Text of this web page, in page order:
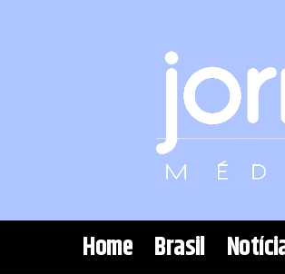
Home Brasil